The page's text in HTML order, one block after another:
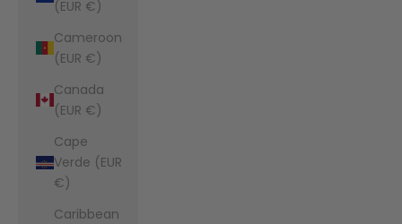
(EUR €)
Cameroon
(EUR €)
Canada
(EUR €)
Cape
Verde (EUR
€)
Caribbean